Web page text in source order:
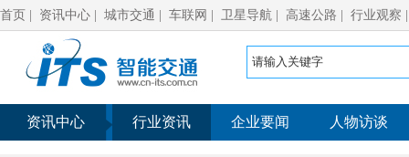
首页 资讯中心 城市交通 车联网 卫星导航 高速公路 行业观察
资讯中心 行业资讯 企业要闻 人物访谈